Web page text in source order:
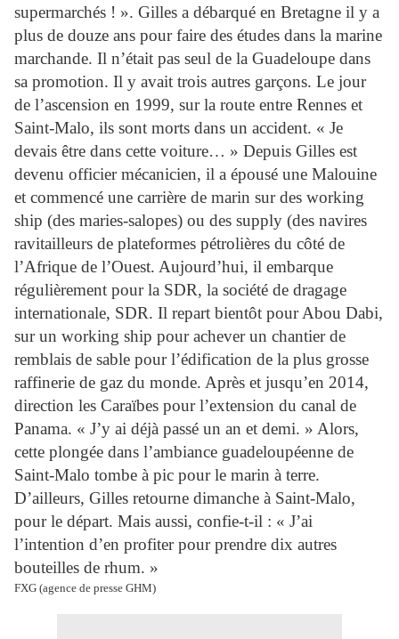
supermarchés ! ». Gilles a débarqué en Bretagne il y a
plus de douze ans pour faire des études dans la marine
marchande. Il n’était pas seul de la Guadeloupe dans
sa promotion. Il y avait trois autres garçons. Le jour
de l’ascension en 1999, sur la route entre Rennes et
Saint-Malo, ils sont morts dans un accident. « Je
devais être dans cette voiture… » Depuis Gilles est
devenu officier mécanicien, il a épousé une Malouine
et commencé une carrière de marin sur des working
ship (des maries-salopes) ou des supply (des navires
ravitailleurs de plateformes pétrolières du côté de
l’Afrique de l’Ouest. Aujourd’hui, il embarque
régulièrement pour la SDR, la société de dragage
internationale, SDR. Il repart bientôt pour Abou Dabi,
sur un working ship pour achever un chantier de
remblais de sable pour l’édification de la plus grosse
raffinerie de gaz du monde. Après et jusqu’en 2014,
direction les Caraïbes pour l’extension du canal de
Panama. « J’y ai déjà passé un an et demi. » Alors,
cette plongée dans l’ambiance guadeloupéenne de
Saint-Malo tombe à pic pour le marin à terre.
D’ailleurs, Gilles retourne dimanche à Saint-Malo,
pour le départ. Mais aussi, confie-t-il : « J’ai
l’intention d’en profiter pour prendre dix autres
bouteilles de rhum. »
FXG (agence de presse GHM)